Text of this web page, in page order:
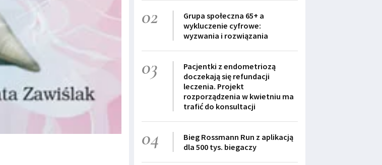
02
Grupa społeczna 65+ a
wykluczenie cyfrowe:
wyzwania i rozwiązania
03
Pacjentki z endometriozą
doczekają się refundacji
leczenia. Projekt
rozporządzenia w kwietniu ma
trafić do konsultacji
04
Bieg Rossmann Run z aplikacją
dla 500 tys. biegaczy